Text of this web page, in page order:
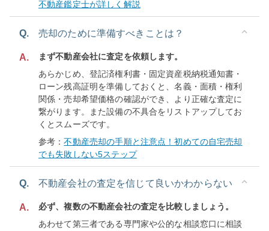
不動産鑑定士が詳しく解説
Q. 売却のために準備すべきことは？
A.
まず不動産会社に査定を依頼します。
あらかじめ、登記済権利書・固定資産税納税通知書・
ローン残高証明を準備しておくと、名義・面積・権利
関係・売却希望価格の確認ができ、より正確な査定に
繋がります。また設備の不具合をリストアップしてお
くとスムーズです。
参考：不動産売却の手順と注意点！初めての自宅売却
でも失敗しない5ステップ
Q. 不動産会社の査定を信じて良いかわからない
A.
必ず、複数の不動産会社の査定を比較しましょう。
あわせて第三者である専門家や公的な相談窓口に相談